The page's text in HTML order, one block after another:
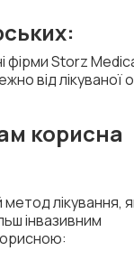
фірми Storz
від лікуваної
корисна
метод лікування,
інвазивним